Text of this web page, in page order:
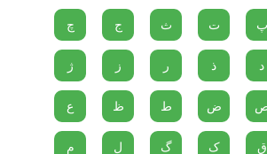
پ ت ث ج چ
د ذ ر ز ژ
ض ط ظ ع
ق ک گ ل م